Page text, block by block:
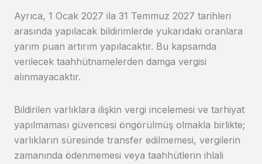
Ayrıca, 1 Ocak 2027 ila 31 Temmuz 2027 tarihleri
arasında yapılacak bildirimlerde yukarıdaki oranlara
yarım puan artırım yapılacaktır. Bu kapsamda
verilecek taahhütnamelerden damga vergisi
alınmayacaktır.
Bildirilen varlıklara ilişkin vergi incelemesi ve tarhiyat
yapılmaması güvencesi öngörülmüş olmakla birlikte;
varlıkların süresinde transfer edilmemesi, vergilerin
zamanında ödenmemesi veya taahhütlerin ihlali